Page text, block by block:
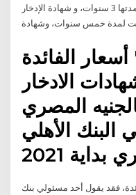
المصريين، ذات العائد الثابت والتي تبلغ مدتها 3 سنوات، و شهادة الإدخار
لمدة خمس سنوات، وشهادة
الفائدة
الادخار
المصري
البنك الأهلي
فقد يقول أحد مسئولي بنك